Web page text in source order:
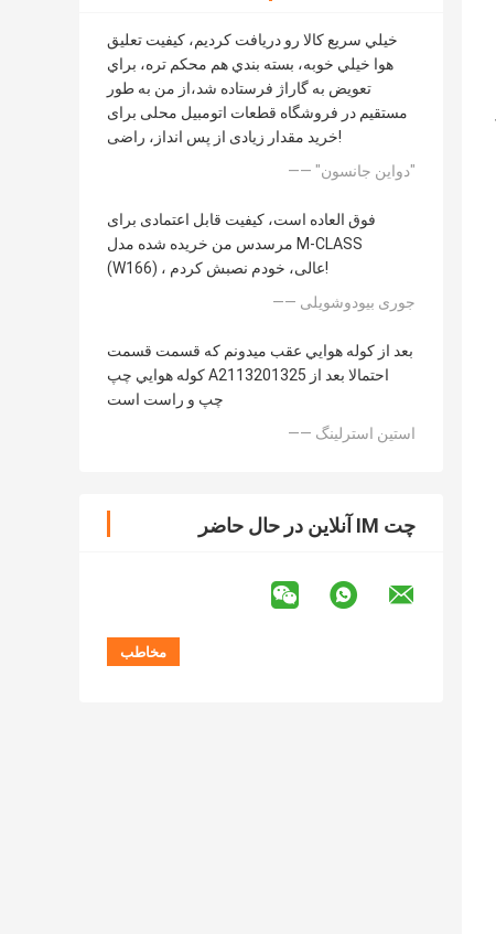
خيلي سريع کالا رو دریافت کرديم، کيفيت تعليق
هوا خيلي خوبه، بسته بندي هم محکم تره، براي
تعويض به گاراژ فرستاده شد،از من به طور
مستقیم در فروشگاه قطعات اتومبیل محلی برای
خرید مقدار زیادی از پس انداز، راضی!
—— "دواين جانسون"
فوق العاده است، کیفیت قابل اعتمادی برای
مرسدس من خریده شده مدل M-CLASS
(W166) ، عالی، خودم نصبش کردم!
—— جوری بیودوشویلی
بعد از کوله هوايي عقب ميدونم که قسمت قسمت
کوله هوايي چپ A2113201325 احتمالا بعد از
چپ و راست است
—— استین استرلینگ
چت IM آنلاین در حال حاضر